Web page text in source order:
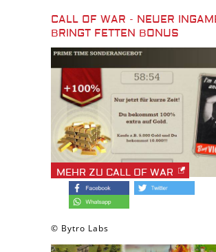
CALL OF WAR - NEUER
BRINGT FETTEN BONUS
MEHR ZU CALL OF WAR
© Bytro Labs